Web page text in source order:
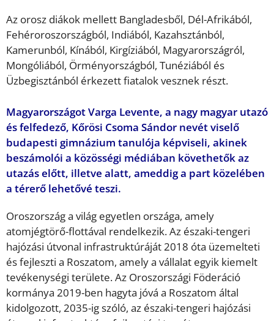
Az orosz diákok mellett Bangladesből, Dél-Afrikából,
Fehéroroszországból, Indiából, Kazahsztánból,
Kamerunból, Kínából, Kirgíziából, Magyarországról,
Mongóliából, Örményországból, Tunéziából és
Üzbegisztánból érkezett fiatalok vesznek részt.
Magyarországot Varga Levente, a nagy magyar utazó
és felfedező, Kőrösi Csoma Sándor nevét viselő
budapesti gimnázium tanulója képviseli, akinek
beszámolói a közösségi médiában követhetők az
utazás előtt, illetve alatt, ameddig a part közelében
a térerő lehetővé teszi.
Oroszország a világ egyetlen országa, amely
atomjégtörő-flottával rendelkezik. Az északi-tengeri
hajózási útvonal infrastruktúráját 2018 óta üzemelteti
és fejleszti a Roszatom, amely a vállalat egyik kiemelt
tevékenységi területe. Az Oroszországi Föderáció
kormánya 2019-ben hagyta jóvá a Roszatom által
kidolgozott, 2035-ig szóló, az északi-tengeri hajózási